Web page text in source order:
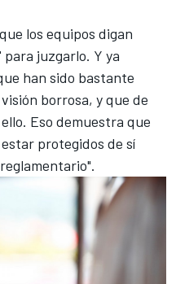
los equipos digan
juzgarlo. Y ya
han sido bastante
borrosa, y que de
Eso demuestra que
protegidos de sí